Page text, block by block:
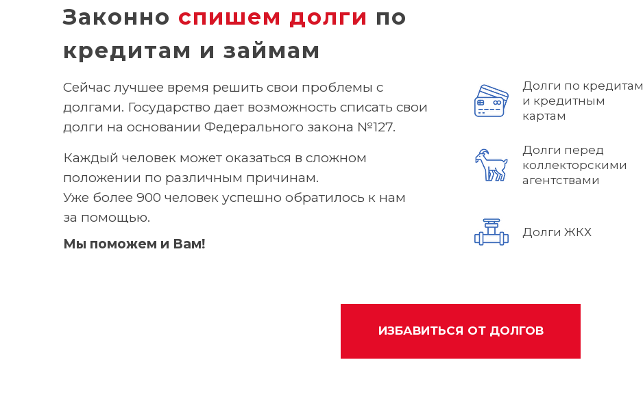
Долги перед
коллекторскими
агентствами
Долги ЖКХ
Мы поможем и Вам!
Законно спишем долги по
кредитам и займам
Сейчас лучшее время решить свои проблемы с
долгами. Государство дает возможность списать свои
долги на основании Федерального закона №127.
ИЗБАВИТЬСЯ ОТ ДОЛГОВ
Каждый человек может оказаться в сложном
положении по различным причинам.
Уже более 900 человек успешно обратилось к нам
за помощью.
Долги по кредитам
и кредитным
картам